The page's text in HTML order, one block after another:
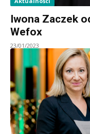
Iwona Zaczek
Wefox
23/01/2023